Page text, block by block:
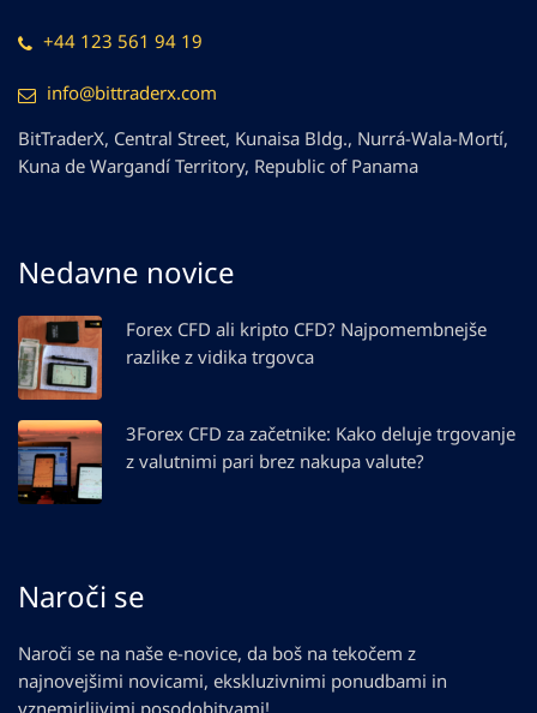
+44 123 561 94 19
info@bittraderx.com
BitTraderX, Central Street, Kunaisa Bldg., Nurrá-Wala-Mortí,
Kuna de Wargandí Territory, Republic of Panama
Nedavne novice
Forex CFD ali kripto CFD? Najpomembnejše
razlike z vidika trgovca
3Forex CFD za začetnike: Kako deluje trgovanje
z valutnimi pari brez nakupa valute?
Naroči se
Naroči se na naše e-novice, da boš na tekočem z
najnovejšimi novicami, ekskluzivnimi ponudbami in